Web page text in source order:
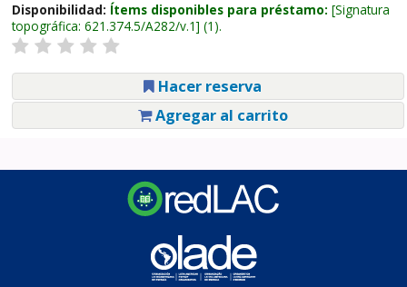
Disponibilidad: Ítems disponibles para préstamo: Signatura
topográfica: 621.374.5/A282/v.1 (1).
Hacer reserva
Agregar al carrito